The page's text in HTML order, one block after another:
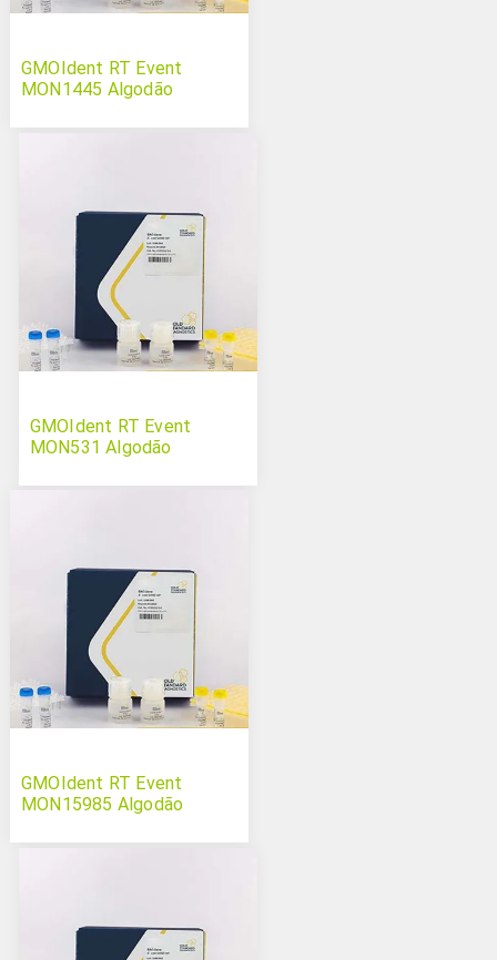
GMOIdent RT Event
MON1445 Algodão
GMOIdent RT Event
MON531 Algodão
GMOIdent RT Event
MON15985 Algodão